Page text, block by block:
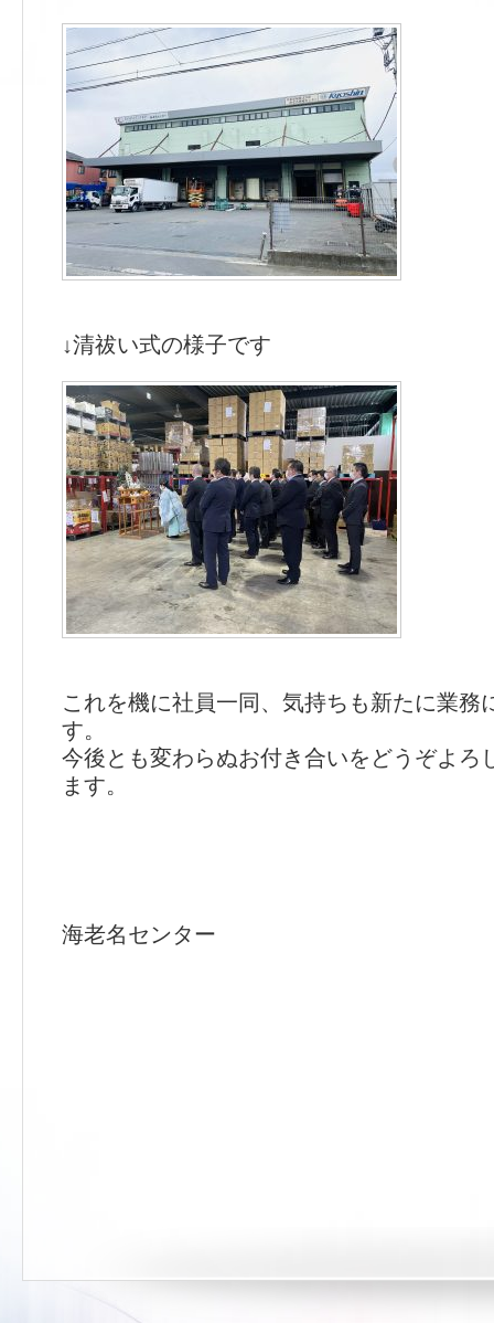
↓清祓い式の様子です
これを機に社員一同、気持ちも新たに業務
す。
今後とも変わらぬお付き合いをどうぞよろ
ます。
海老名センター